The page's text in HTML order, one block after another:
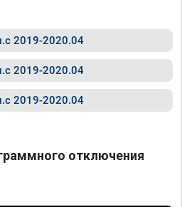
2019-2020.04
2019-2020.04
2019-2020.04
отключения